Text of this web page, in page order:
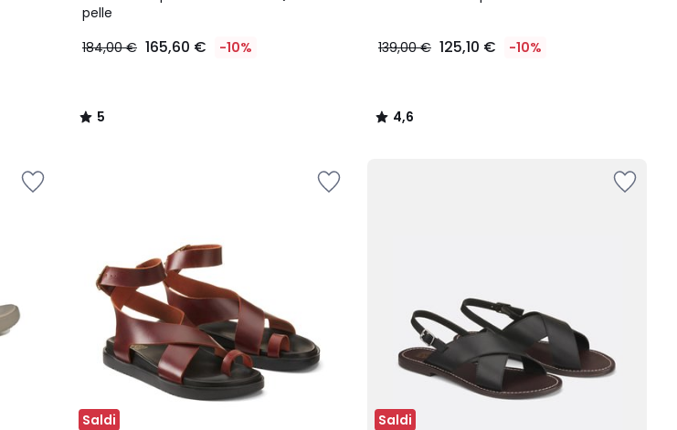
pelle
184,00 € 165,60 € -10%
5
5
/
139,00 € 125,10 € -10%
4,6
/
Saldi Saldi